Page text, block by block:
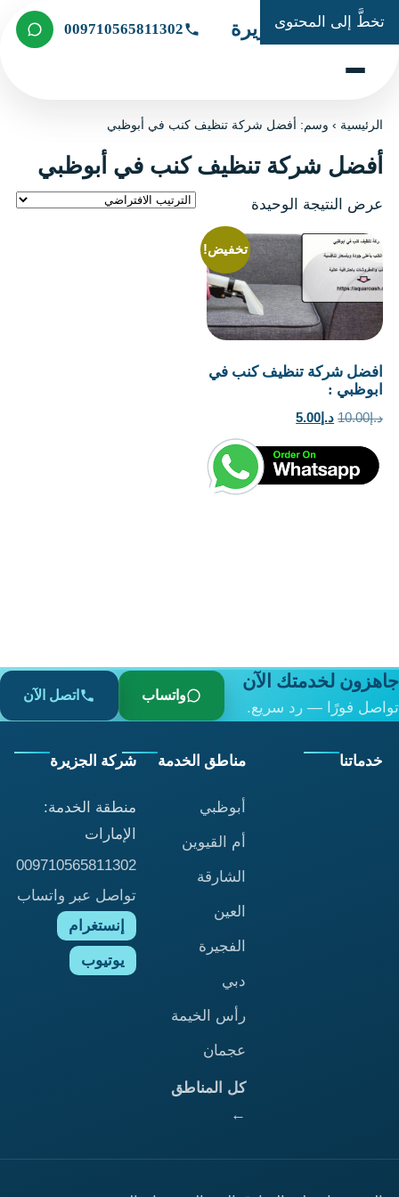
تخطَّ إلى المحتوى
شركة الجزيرة 009710565811302
الرئيسية ›وسم: أفضل شركة تنظيف كنب في أبوظبي
أفضل شركة تنظيف كنب في أبوظبي
عرض النتيجة الوحيدة
تخفيض!
افضل شركة تنظيف كنب في
ابوظبي :
د.إ10.00 السعر
هو:
د.إ10.00.
د.إ5.00السعر
هو:
د.إ5.00.
جاهزون لخدمتك الآن
تواصل فورًا — رد سريع.
واتساب اتصل الآن
خدماتنا مناطق الخدمة
أبوظبي
أم القيوين
الشارقة
العين
الفجيرة
دبي
رأس الخيمة
عجمان
كل المناطق
←
شركة الجزيرة
منطقة الخدمة:
الإمارات
009710565811302
تواصل عبر واتساب
إنستغرام
يوتيوب